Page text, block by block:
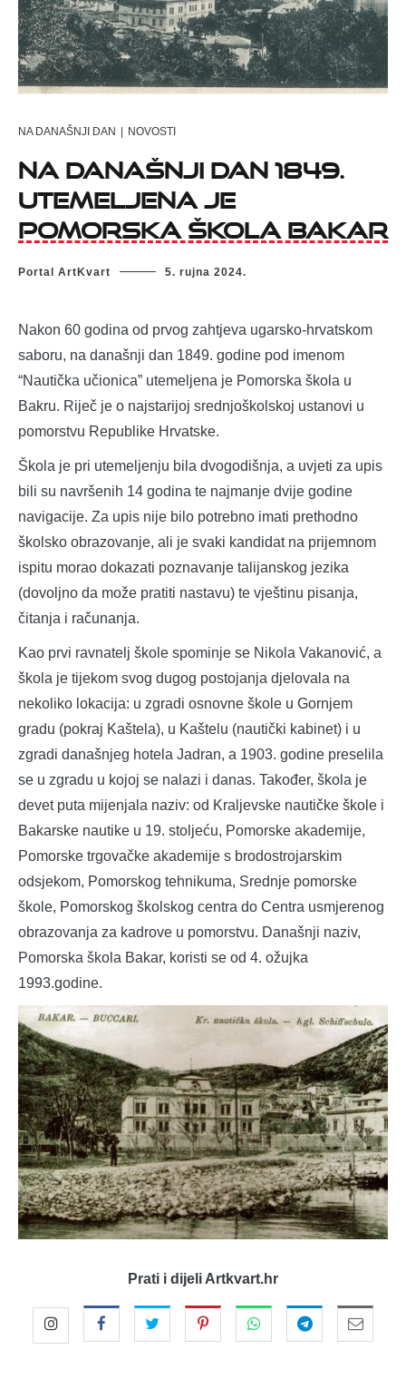
NA DANAŠNJI DAN | NOVOSTI
Na današnji dan 1849.
utemeljena je
Pomorska škola Bakar
Portal ArtKvart 5. rujna 2024.
Nakon 60 godina od prvog zahtjeva ugarsko-hrvatskom
saboru, na današnji dan 1849. godine pod imenom
“Nautička učionica” utemeljena je Pomorska škola u
Bakru. Riječ je o najstarijoj srednjoškolskoj ustanovi u
pomorstvu Republike Hrvatske.
Škola je pri utemeljenju bila dvogodišnja, a uvjeti za upis
bili su navršenih 14 godina te najmanje dvije godine
navigacije. Za upis nije bilo potrebno imati prethodno
školsko obrazovanje, ali je svaki kandidat na prijemnom
ispitu morao dokazati poznavanje talijanskog jezika
(dovoljno da može pratiti nastavu) te vještinu pisanja,
čitanja i računanja.
Kao prvi ravnatelj škole spominje se Nikola Vakanović, a
škola je tijekom svog dugog postojanja djelovala na
nekoliko lokacija: u zgradi osnovne škole u Gornjem
gradu (pokraj Kaštela), u Kaštelu (nautički kabinet) i u
zgradi današnjeg hotela Jadran, a 1903. godine preselila
se u zgradu u kojoj se nalazi i danas. Također, škola je
devet puta mijenjala naziv: od Kraljevske nautičke škole i
Bakarske nautike u 19. stoljeću, Pomorske akademije,
Pomorske trgovačke akademije s brodostrojarskim
odsjekom, Pomorskog tehnikuma, Srednje pomorske
škole, Pomorskog školskog centra do Centra usmjerenog
obrazovanja za kadrove u pomorstvu. Današnji naziv,
Pomorska škola Bakar, koristi se od 4. ožujka
1993.godine.
Prati i dijeli Artkvart.hr